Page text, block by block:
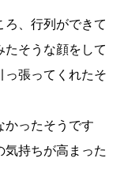
、 行列ができて
たそうな顔をして
っ張ってくれたそ
かったそうです
気持ちが高まった